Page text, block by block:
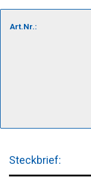
Art.Nr.:
Steckbrief: